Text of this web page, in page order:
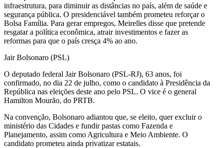
infraestrutura, para diminuir as distâncias no país, além de saúde e
segurança pública. O presidenciável também prometeu reforçar o
Bolsa Família. Para gerar empregos, Meirelles disse que pretende
resgatar a política econômica, atrair investimentos e fazer as
reformas para que o país cresça 4% ao ano.
Jair Bolsonaro (PSL)
O deputado federal Jair Bolsonaro (PSL-RJ), 63 anos, foi
confirmado, no dia 22 de julho, como o candidato à Presidência da
República nas eleições deste ano pelo PSL. O vice é o general
Hamilton Mourão, do PRTB.
Na convenção, Bolsonaro adiantou que, se eleito, quer excluir o
ministério das Cidades e fundir pastas como Fazenda e
Planejamento, assim como Agricultura e Meio Ambiente. O
candidato prometeu ainda privatizar estatais.